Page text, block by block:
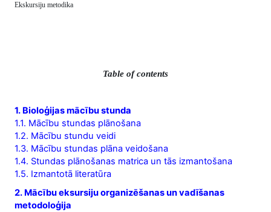
Ekskursiju metodika
Table of contents
1. Bioloģijas mācību stunda
1.1. Mācību stundas plānošana
1.2. Mācību stundu veidi
1.3. Mācību stundas plāna veidošana
1.4. Stundas plānošanas matrica un tās izmantošana
1.5. Izmantotā literatūra
2. Mācību eksursiju organizēšanas un vadīšanas
metodoloģija